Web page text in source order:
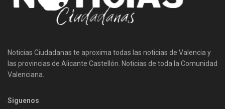
Noticias Ciudadanas te aproxima todas las noticias de Valencia y
las provincias de Alicante Castellón. Noticias de toda la Comunidad
Valenciana.
Siguenos